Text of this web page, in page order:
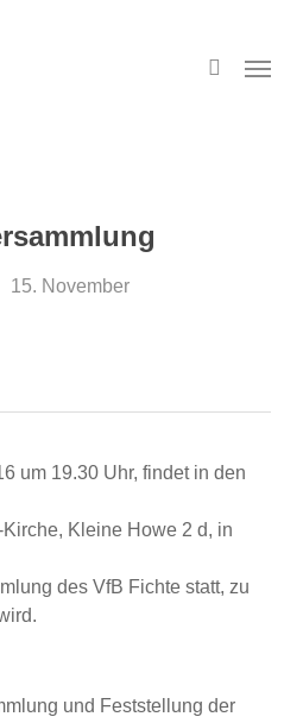
Menu
15. November
um 19.30 Uhr, findet in den
Kleine Howe 2 d, in
des VfB Fichte statt, zu
und Feststellung der